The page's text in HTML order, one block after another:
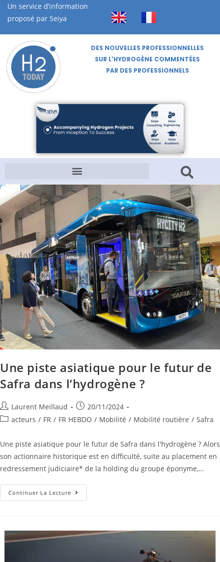
Un service d’information
proposé par Seiya
DES NOUVELLES PROFESSIONNELLES
SUR L'HYDROGÈNE COMMENTÉES
PAR DES PROFESSIONNELS
Une piste asiatique pour le futur de
Safra dans l’hydrogène ?
Laurent Meillaud
20/11/2024
acteurs / FR / FR HEBDO / Mobilité / Mobilité routière / Safra
Une piste asiatique pour le futur de Safra dans l'hydrogène ? Alors
son actionnaire historique est en difficulté, suite au placement en
redressement judiciaire* de la holding du groupe éponyme,…
Continuer La Lecture